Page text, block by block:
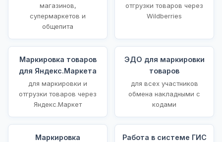
магазинов,
супермаркетов и
общепита
отгрузки товаров через
Wildberries
Маркировка товаров
для Яндекс.Маркета
для маркировки и
отгрузки товаров через
Яндекс.Маркет
ЭДО для маркировки
товаров
для всех участников
обмена накладными с
кодами
Маркировка
Работа в системе ГИС